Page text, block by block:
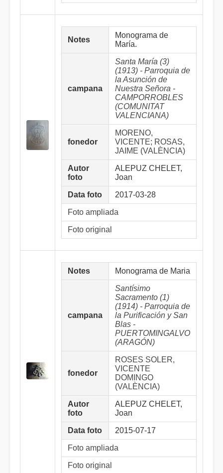
Notes
Monograma de
María.
campana
Santa María (3)
(1913) - Parroquia de
la Asunción de
Nuestra Señora -
CAMPORROBLES
(COMUNITAT
VALENCIANA)
fonedor
MORENO,
VICENTE; ROSAS,
JAIME (VALÈNCIA)
Autor
foto
ALEPUZ CHELET,
Joan
Data foto 2017-03-28
Foto ampliada
Foto original
Notes Monograma de Maria
campana
Santísimo
Sacramento (1)
(1914) - Parroquia de
la Purificación y San
Blas -
PUERTOMINGALVO
(ARAGÓN)
fonedor
ROSES SOLER,
VICENTE
DOMINGO
(VALÈNCIA)
Autor
foto
ALEPUZ CHELET,
Joan
Data foto 2015-07-17
Foto ampliada
Foto original